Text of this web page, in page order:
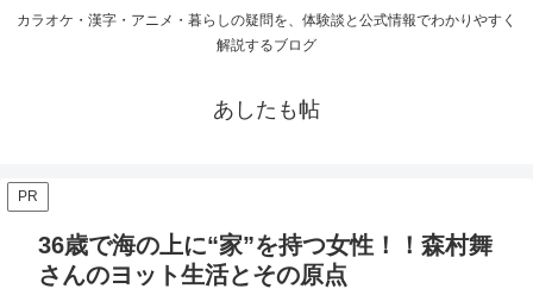
カラオケ・漢字・アニメ・暮らしの疑問を、体験談と公式情報でわかりやすく
解説するブログ
あしたも帖
PR
36歳で海の上に“家”を持つ女性！！森村舞
さんのヨット生活とその原点